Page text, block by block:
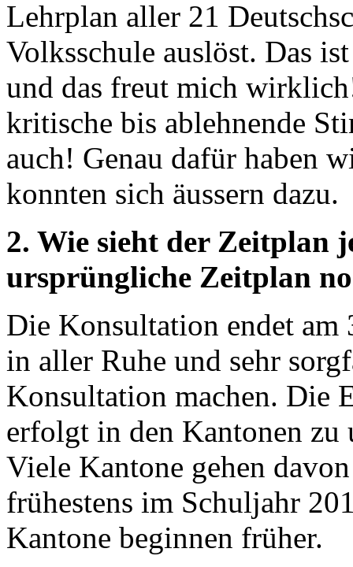
Lehrplan aller 21
Volksschule auslöst. Das
und das freut mich
kritische bis ablehnende
auch! Genau dafür haben
konnten sich äussern dazu.
2. Wie sieht der Zeitplan
ursprüngliche Zeitplan
Die Konsultation endet
in aller Ruhe und sehr
Konsultation machen. Die
erfolgt in den Kantonen
Viele Kantone gehen
frühestens im Schuljahr
Kantone beginnen früher.